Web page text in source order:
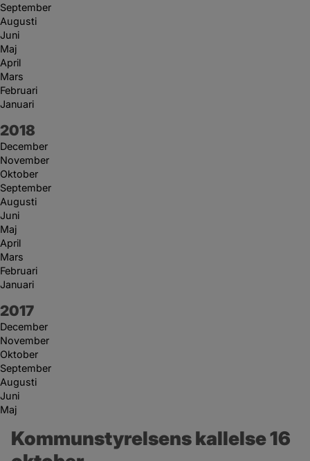
September
Augusti
Juni
Maj
April
Mars
Februari
Januari
År:
2018
December
November
Oktober
September
Augusti
Juni
Maj
April
Mars
Februari
Januari
År:
2017
December
November
Oktober
September
Augusti
Juni
Maj
Kommunstyrelsens kallelse 16